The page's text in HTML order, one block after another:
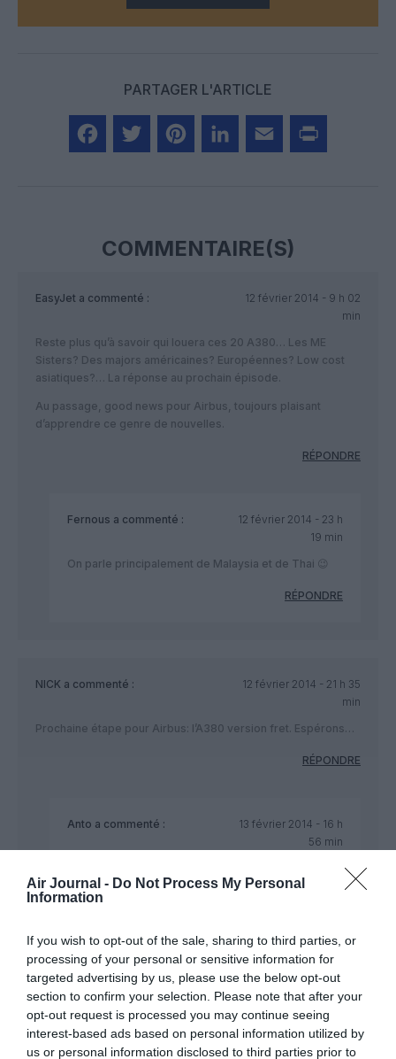
Air Journal - Do Not Process My Personal
Information
If you wish to opt-out of the sale, sharing to third parties, or
processing of your personal or sensitive information for
targeted advertising by us, please use the below opt-out
section to confirm your selection. Please note that after your
opt-out request is processed you may continue seeing
interest-based ads based on personal information utilized by
us or personal information disclosed to third parties prior to
PARTAGER L'ARTICLE
COMMENTAIRE(S)
EasyJet a commenté :
12 février 2014 - 9 h 02
min
Reste plus qu’à savoir qui louera ces 20 A380… Les ME
Sisters? Des majors américaines? Européennes? Low cost
asiatiques?… La réponse au prochain épisode.
Au passage, good news pour Airbus, toujours plaisant
d’apprendre ce genre de nouvelles.
RÉPONDRE
Fernous a commenté :
12 février 2014 - 23 h
19 min
On parle principalement de Malaysia et de Thai 😉
RÉPONDRE
NICK a commenté :
12 février 2014 - 21 h 35
min
Prochaine étape pour Airbus: l’A380 version fret. Espérons…
RÉPONDRE
Anto a commenté :
13 février 2014 - 16 h
56 min
ca m’étonnerai qu’ils se lancent la dessus
prochainement. Le marché n’a pas l’air d’en vouloir
RÉPONDRE
Marca commenté :
13 février 2014 - 9 h 03